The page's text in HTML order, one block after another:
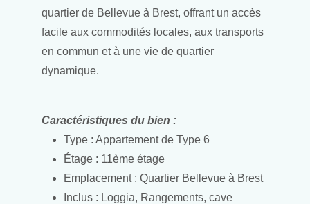
quartier de Bellevue à Brest, offrant un accès
facile aux commodités locales, aux transports
en commun et à une vie de quartier
dynamique.
Caractéristiques du bien :
Type : Appartement de Type 6
Étage : 11ème étage
Emplacement : Quartier Bellevue à Brest
Inclus : Loggia, Rangements, cave